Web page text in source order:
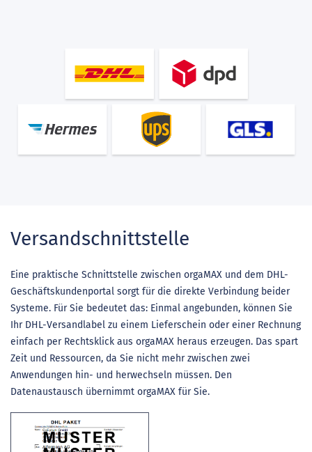
Versandschnittstelle
Eine praktische Schnittstelle zwischen orgaMAX und dem DHL-
Geschäftskundenportal sorgt für die direkte Verbindung beider
Systeme. Für Sie bedeutet das: Einmal angebunden, können Sie
Ihr DHL-Versandlabel zu einem Lieferschein oder einer Rechnung
einfach per Rechtsklick aus orgaMAX heraus erzeugen. Das spart
Zeit und Ressourcen, da Sie nicht mehr zwischen zwei
Anwendungen hin- und herwechseln müssen. Den
Datenaustausch übernimmt orgaMAX für Sie.